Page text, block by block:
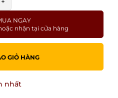
NGAY
nhận tại cửa hàng
GIỎ HÀNG
nhất